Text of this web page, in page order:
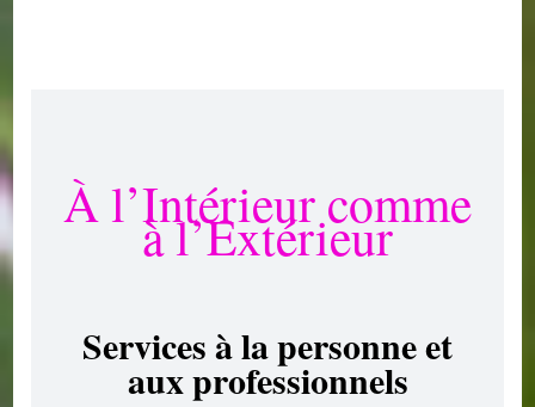
À l’Intérieur comme
à l’Extérieur
Services à la personne et
aux professionnels